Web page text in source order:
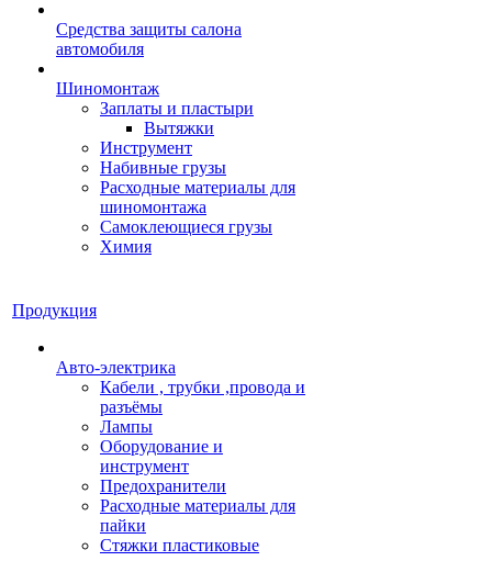
Средства защиты салона
автомобиля
Шиномонтаж
Заплаты и пластыри
Вытяжки
Инструмент
Набивные грузы
Расходные материалы для
шиномонтажа
Самоклеющиеся грузы
Химия
Продукция
Авто-электрика
Кабели , трубки ,провода и
разъёмы
Лампы
Оборудование и
инструмент
Предохранители
Расходные материалы для
пайки
Стяжки пластиковые